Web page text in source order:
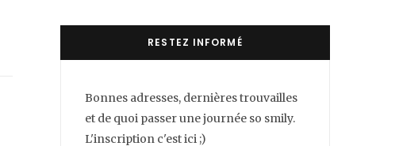
RESTEZ INFORMÉ
Bonnes adresses, dernières trouvailles
et de quoi passer une journée so smily.
L'inscription c'est ici ;)